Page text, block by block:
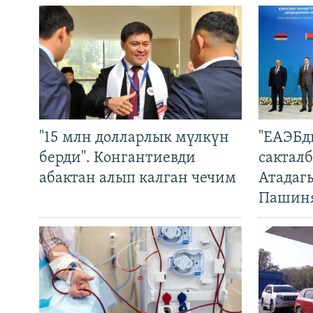
"15 млн долларлык мүлкүн
берди". Конгантиевди
абактан алып калган чечим